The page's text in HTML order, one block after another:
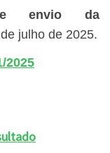
e envio da
julho de 2025.
2025